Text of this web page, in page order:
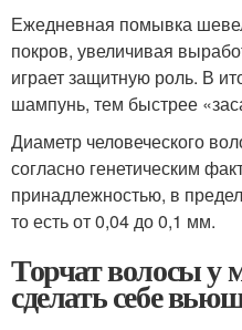
Ежедневная помывка
покров, увеличивая
играет защитную роль. В
шампунь, тем быстрее
Диаметр человеческого
согласно генетическим
принадлежностью, в
то есть от 0,04 до 0,1 мм.
Торчат волосы
сделать себе